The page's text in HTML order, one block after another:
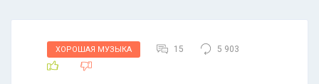
ХОРОШАЯ МУЗЫКА 15 5 903